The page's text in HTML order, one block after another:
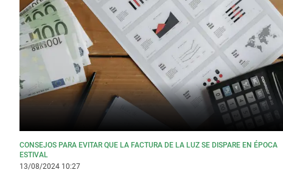
CONSEJOS PARA EVITAR QUE LA FACTURA DE LA LUZ SE DISPARE EN ÉPOCA
ESTIVAL
13/08/2024 10:27